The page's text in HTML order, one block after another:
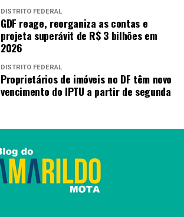
DISTRITO FEDERAL
GDF reage, reorganiza as contas e
projeta superávit de R$ 3 bilhões em
2026
DISTRITO FEDERAL
Proprietários de imóveis no DF têm novo
vencimento do IPTU a partir de segunda